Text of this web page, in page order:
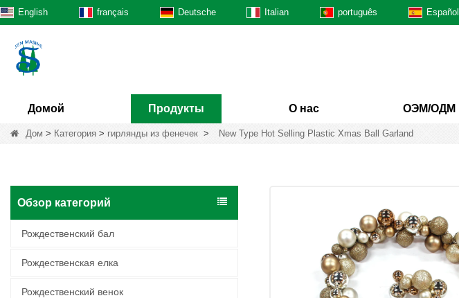
English français Deutsche Italian português Español
Домой Продукты О нас ОЭМ/ОДМ
Дом > Категория > гирлянды из фенечек > New Type Hot Selling Plastic Xmas Ball Garland
Обзор категорий
Рождественский бал
Рождественская елка
Рождественский венок